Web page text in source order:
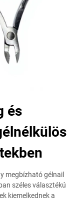
és
megbízható gélnail
széles választékú
kiemelkednek a